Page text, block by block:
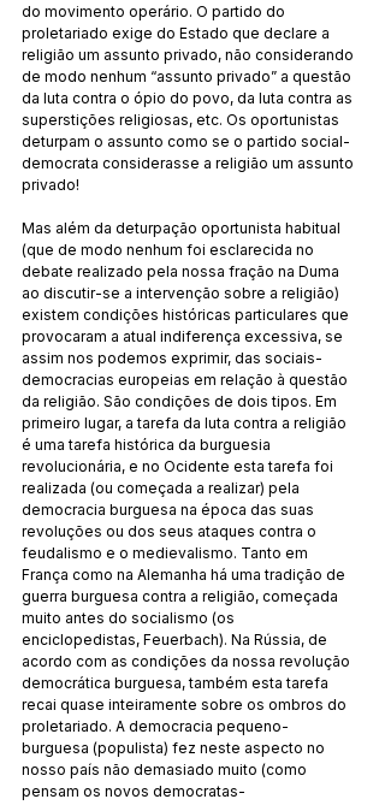
do movimento operário. O partido do
proletariado exige do Estado que declare a
religião um assunto privado, não considerando
de modo nenhum “assunto privado” a questão
da luta contra o ópio do povo, da luta contra as
superstições religiosas, etc. Os oportunistas
deturpam o assunto como se o partido social-
democrata considerasse a religião um assunto
privado!
Mas além da deturpação oportunista habitual
(que de modo nenhum foi esclarecida no
debate realizado pela nossa fração na Duma
ao discutir-se a intervenção sobre a religião)
existem condições históricas particulares que
provocaram a atual indiferença excessiva, se
assim nos podemos exprimir, das sociais-
democracias europeias em relação à questão
da religião. São condições de dois tipos. Em
primeiro lugar, a tarefa da luta contra a religião
é uma tarefa histórica da burguesia
revolucionária, e no Ocidente esta tarefa foi
realizada (ou começada a realizar) pela
democracia burguesa na época das suas
revoluções ou dos seus ataques contra o
feudalismo e o medievalismo. Tanto em
França como na Alemanha há uma tradição de
guerra burguesa contra a religião, começada
muito antes do socialismo (os
enciclopedistas, Feuerbach). Na Rússia, de
acordo com as condições da nossa revolução
democrática burguesa, também esta tarefa
recai quase inteiramente sobre os ombros do
proletariado. A democracia pequeno-
burguesa (populista) fez neste aspecto no
nosso país não demasiado muito (como
pensam os novos democratas-